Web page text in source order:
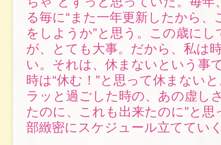
る毎に“また一年更新したから、
をしようか”と思う。この歳にし
が、とても大事。だから、私は
い。それは、休まないという事
時は“休む！”と思って休まない
ラッと過ごした時の、あの虚し
たのに、これも出来たのに”と思
部緻密にスケジュール立ててい